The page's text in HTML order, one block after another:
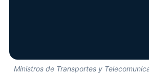
Ministros de Transportes y